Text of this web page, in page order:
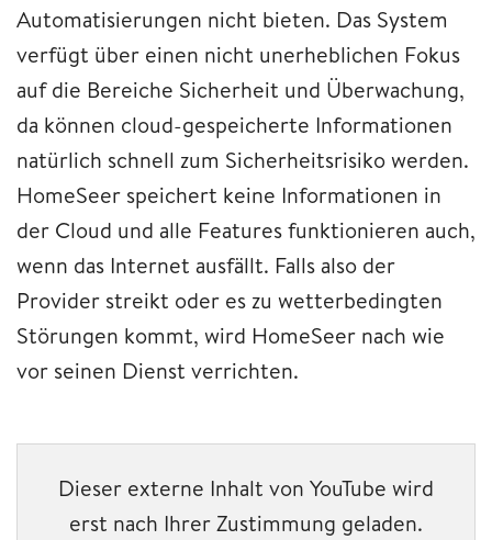
Automatisierungen nicht bieten. Das System
verfügt über einen nicht unerheblichen Fokus
auf die Bereiche Sicherheit und Überwachung,
da können cloud-gespeicherte Informationen
natürlich schnell zum Sicherheitsrisiko werden.
HomeSeer speichert keine Informationen in
der Cloud und alle Features funktionieren auch,
wenn das Internet ausfällt. Falls also der
Provider streikt oder es zu wetterbedingten
Störungen kommt, wird HomeSeer nach wie
vor seinen Dienst verrichten.
Dieser externe Inhalt von YouTube wird
erst nach Ihrer Zustimmung geladen.